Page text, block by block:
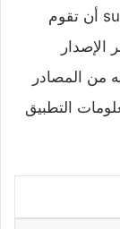
من الهام جدًا عند تحميل تطبيق supersu pro أن تقوم
الإصدار
من المصادر
التطبيق